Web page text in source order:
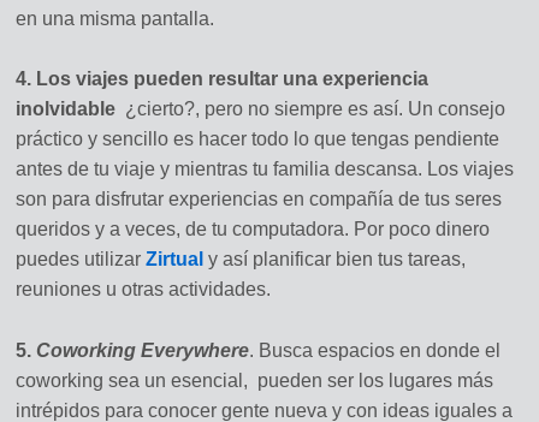
en una misma pantalla.
4. Los viajes pueden resultar una experiencia
inolvidable ¿cierto?, pero no siempre es así. Un consejo
práctico y sencillo es hacer todo lo que tengas pendiente
antes de tu viaje y mientras tu familia descansa. Los viajes
son para disfrutar experiencias en compañía de tus seres
queridos y a veces, de tu computadora. Por poco dinero
puedes utilizarZirtualy así planificar bien tus tareas,
reuniones u otras actividades.
5.Coworking Everywhere. Busca espacios en donde el
coworking sea un esencial, pueden ser los lugares más
intrépidos para conocer gente nueva y con ideas iguales a